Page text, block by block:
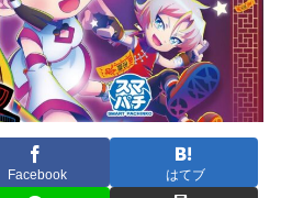
Facebook はてブ